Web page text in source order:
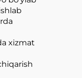
xizmat